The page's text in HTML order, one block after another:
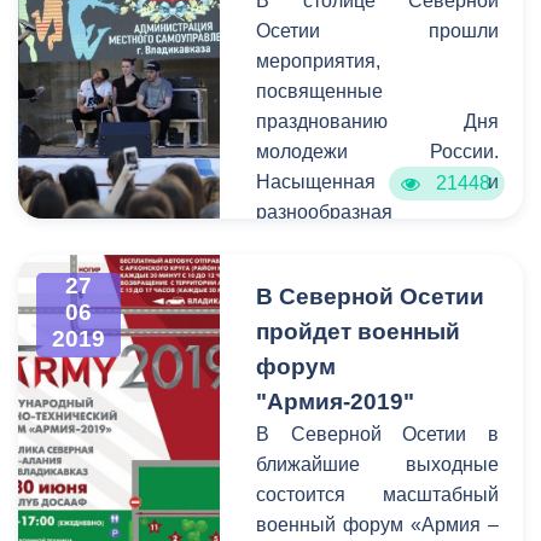
мэрии, общественные
организации и спортивные
сообщества.
Осетии прошли
мероприятия,
посвященные
празднованию Дня
молодежи России.
Насыщенная и
разнообразная
в самом сердце города –
на проспекте Мира.
Организатором праздника
выступил Комитет
молодежной политики,
физической культуры и
спорта администрации
города совместно с
21448
27
06
2019
В Северной Осетии
пройдет военный
форум
"Армия-2019"
В Северной Осетии в
ближайшие выходные
состоится масштабный
военный форум «Армия –